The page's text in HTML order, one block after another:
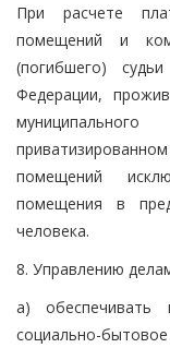
При расчете
помещений и
(погибшего)
Федерации,
помещений
помещения в
человека.
8. Управлению
а) обеспечивать
социально-